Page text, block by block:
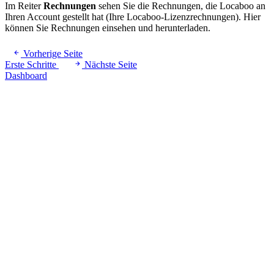
Im ReiterRechnungen sehen Sie die Rechnungen, die Locaboo an
Ihren Account gestellt hat (Ihre Locaboo-Lizenzrechnungen). Hier
können Sie Rechnungen einsehen und herunterladen.
Vorherige Seite
Erste Schritte
Nächste Seite
Dashboard